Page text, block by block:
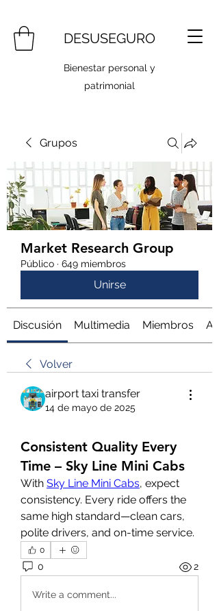
DESUSEGURO
Bienestar personal y
patrimonial
Grupos
Market Research Group
Público · 649 miembros
Unirse
Discusión Multimedia Miembros
Volver
airport taxi transfer
14 de mayo de 2025
Consistent Quality Every
Time – Sky Line Mini Cabs
With Sky Line Mini Cabs, expect
consistency. Every ride offers the
same high standard—clean cars,
polite drivers, and on-time service.
0
0 2
Write a comment...